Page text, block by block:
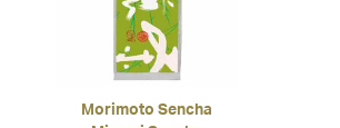
Morimoto Sencha